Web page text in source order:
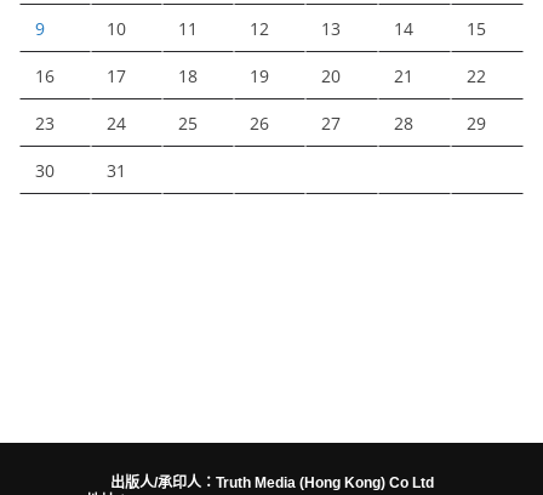
9 10 11 12 13 14 15
16 17 18 19 20 21 22
23 24 25 26 27 28 29
30 31
出版人/承印人：Truth Media (Hong Kong) Co Ltd